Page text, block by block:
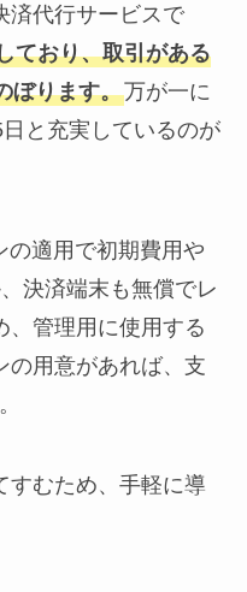
済代行サービスで
ており、取引がある
ぼります。万が一に
と充実しているのが
の適用で初期費用や
決済端末も無償でレ
、管理用に使用する
の用意があれば、支
すむため、手軽に導